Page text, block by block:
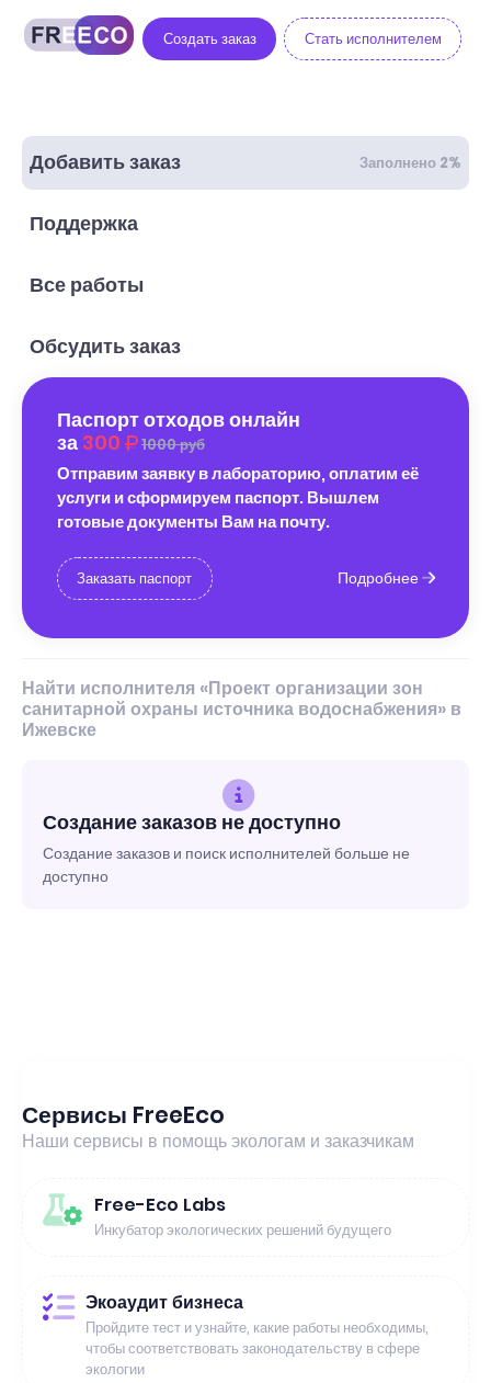
Создать заказ Стать исполнителем
Добавить заказ Заполнено 2%
Поддержка
Все работы
Обсудить заказ
Паспорт отходов онлайн
за 300 1000 руб
Отправим заявку в лабораторию, оплатим её
услуги и сформируем паспорт. Вышлем
готовые документы Вам на почту.
Заказать паспорт Подробнее
Найти исполнителя «Проект организации зон
санитарной охраны источника водоснабжения» в
Ижевске
Создание заказов не доступно
Создание заказов и поиск исполнителей больше не
доступно
Сервисы FreeEco
Наши сервисы в помощь экологам и заказчикам
Free-Eco Labs
Инкубатор экологических решений будущего
Экоаудит бизнеса
Пройдите тест и узнайте, какие работы необходимы,
чтобы соответствовать законодательству в сфере
экологии